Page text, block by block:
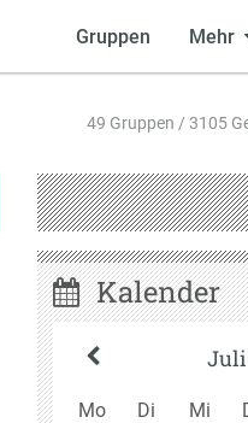
Gruppen Mehr
49 Gruppen / 3105
Kalender
Juli
Mo Di Mi